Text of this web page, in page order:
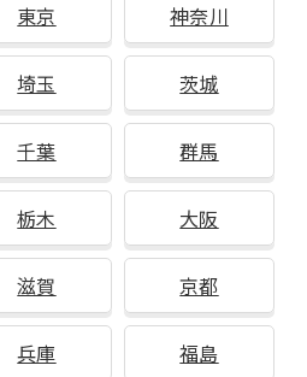
東京 神奈川
埼玉 茨城
千葉 群馬
栃木 大阪
滋賀 京都
兵庫 福島